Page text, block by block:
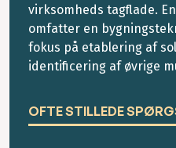
virksomheds tagflade.
omfatter en
fokus på etablering af
identificering af øvrige
OFTE STILLEDE